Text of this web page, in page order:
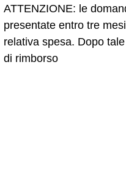
ATTENZIONE: le
presentate entro tre
relativa spesa. Dopo
di rimborso